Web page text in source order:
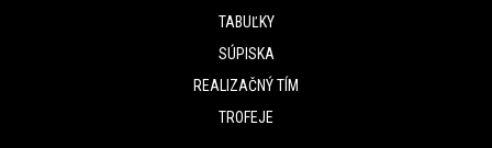
TABUĽKY
SÚPISKA
REALIZAČNÝ TÍM
TROFEJE